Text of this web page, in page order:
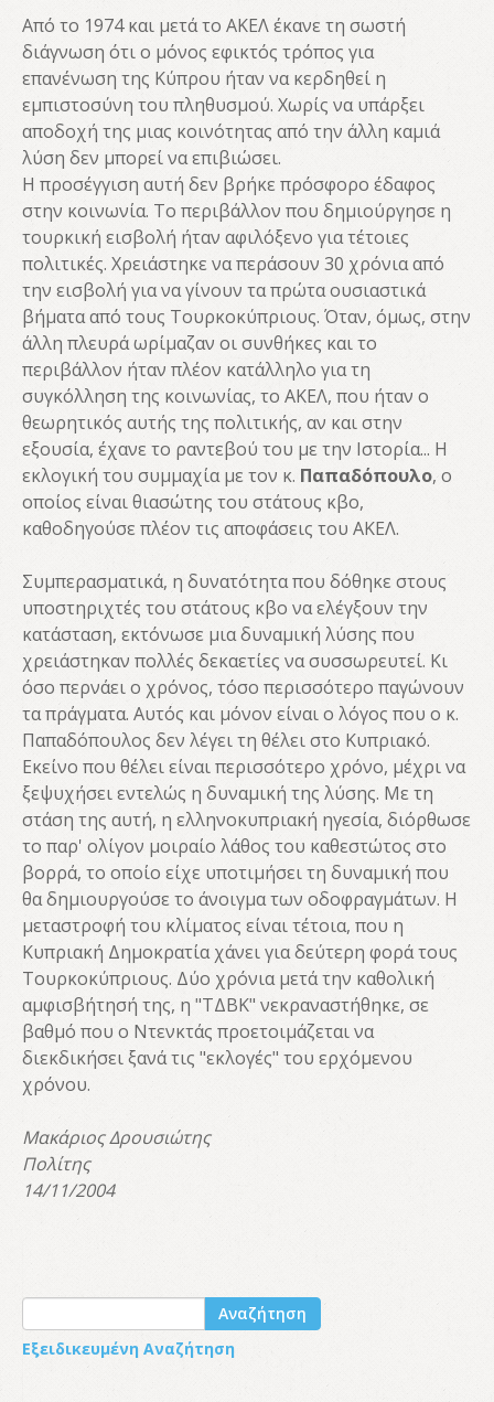
Από το 1974 και μετά το ΑΚΕΛ έκανε τη σωστή
διάγνωση ότι ο μόνος εφικτός τρόπος για
επανένωση της Κύπρου ήταν να κερδηθεί η
εμπιστοσύνη του πληθυσμού. Χωρίς να υπάρξει
αποδοχή της μιας κοινότητας από την άλλη καμιά
λύση δεν μπορεί να επιβιώσει.
Η προσέγγιση αυτή δεν βρήκε πρόσφορο έδαφος
στην κοινωνία. Το περιβάλλον που δημιούργησε η
τουρκική εισβολή ήταν αφιλόξενο για τέτοιες
πολιτικές. Χρειάστηκε να περάσουν 30 χρόνια από
την εισβολή για να γίνουν τα πρώτα ουσιαστικά
βήματα από τους Τουρκοκύπριους. Όταν, όμως, στην
άλλη πλευρά ωρίμαζαν οι συνθήκες και το
περιβάλλον ήταν πλέον κατάλληλο για τη
συγκόλληση της κοινωνίας, το ΑΚΕΛ, που ήταν ο
θεωρητικός αυτής της πολιτικής, αν και στην
εξουσία, έχανε το ραντεβού του με την Ιστορία... Η
εκλογική του συμμαχία με τον κ. Παπαδόπουλο, ο
οποίος είναι θιασώτης του στάτους κβο,
καθοδηγούσε πλέον τις αποφάσεις του ΑΚΕΛ.
Συμπερασματικά, η δυνατότητα που δόθηκε στους
υποστηριχτές του στάτους κβο να ελέγξουν την
κατάσταση, εκτόνωσε μια δυναμική λύσης που
χρειάστηκαν πολλές δεκαετίες να συσσωρευτεί. Κι
όσο περνάει ο χρόνος, τόσο περισσότερο παγώνουν
τα πράγματα. Αυτός και μόνον είναι ο λόγος που ο κ.
Παπαδόπουλος δεν λέγει τη θέλει στο Κυπριακό.
Εκείνο που θέλει είναι περισσότερο χρόνο, μέχρι να
ξεψυχήσει εντελώς η δυναμική της λύσης. Με τη
στάση της αυτή, η ελληνοκυπριακή ηγεσία, διόρθωσε
το παρ' ολίγον μοιραίο λάθος του καθεστώτος στο
βορρά, το οποίο είχε υποτιμήσει τη δυναμική που
θα δημιουργούσε το άνοιγμα των οδοφραγμάτων. Η
μεταστροφή του κλίματος είναι τέτοια, που η
Κυπριακή Δημοκρατία χάνει για δεύτερη φορά τους
Τουρκοκύπριους. Δύο χρόνια μετά την καθολική
αμφισβήτησή της, η "ΤΔΒΚ" νεκραναστήθηκε, σε
βαθμό που ο Ντενκτάς προετοιμάζεται να
διεκδικήσει ξανά τις "εκλογές" του ερχόμενου
χρόνου.
Μακάριος Δρουσιώτης
Πολίτης
14/11/2004
Αναζήτηση
Εξειδικευμένη Αναζήτηση